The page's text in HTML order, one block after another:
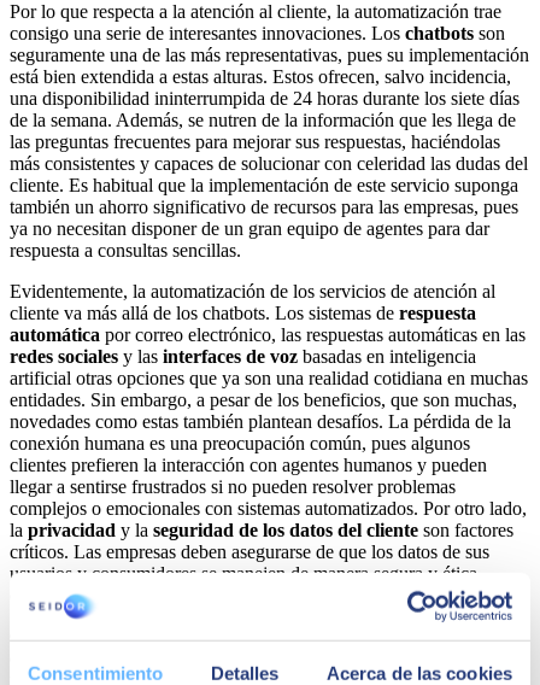
Consentimiento Detalles Acerca de las cookies
Por lo que respecta a la atención al cliente, la automatización trae
consigo una serie de interesantes innovaciones. Los chatbots son
seguramente una de las más representativas, pues su implementación
está bien extendida a estas alturas. Estos ofrecen, salvo incidencia,
una disponibilidad ininterrumpida de 24 horas durante los siete días
de la semana. Además, se nutren de la información que les llega de
las preguntas frecuentes para mejorar sus respuestas, haciéndolas
más consistentes y capaces de solucionar con celeridad las dudas del
cliente. Es habitual que la implementación de este servicio suponga
también un ahorro significativo de recursos para las empresas, pues
ya no necesitan disponer de un gran equipo de agentes para dar
respuesta a consultas sencillas.
Evidentemente, la automatización de los servicios de atención al
cliente va más allá de los chatbots. Los sistemas de respuesta
automática por correo electrónico, las respuestas automáticas en las
redes sociales y las interfaces de voz basadas en inteligencia
artificial otras opciones que ya son una realidad cotidiana en muchas
entidades. Sin embargo, a pesar de los beneficios, que son muchas,
novedades como estas también plantean desafíos. La pérdida de la
conexión humana es una preocupación común, pues algunos
clientes prefieren la interacción con agentes humanos y pueden
llegar a sentirse frustrados si no pueden resolver problemas
complejos o emocionales con sistemas automatizados. Por otro lado,
la privacidad y la seguridad de los datos del cliente son factores
críticos. Las empresas deben asegurarse de que los datos de sus
usuarios y consumidores se manejen de manera segura y ética,
cumpliendo con las regulaciones de privacidad aplicables.
Con todo, el progreso en el ámbito de la Customer Experience está
responder eficientemente a las necesidades de interacción humanas.